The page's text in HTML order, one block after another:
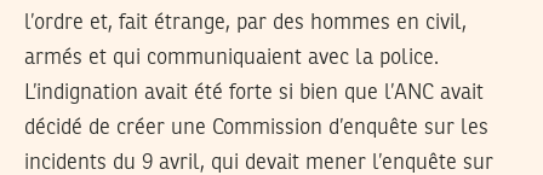
l’ordre et, fait étrange, par des hommes en civil,
armés et qui communiquaient avec la police.
L’indignation avait été forte si bien que l’ANC avait
décidé de créer une Commission d’enquête sur les
incidents du 9 avril, qui devait mener l’enquête sur